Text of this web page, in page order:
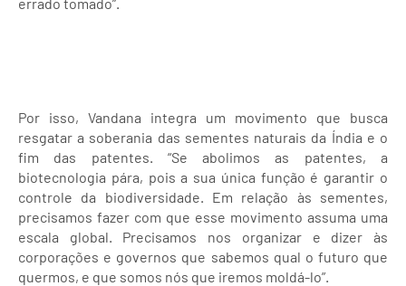
Por isso, Vandana integra um movimento que busca
resgatar a soberania das sementes naturais da Índia e o
fim das patentes. “Se abolimos as patentes, a
biotecnologia pára, pois a sua única função é garantir o
controle da biodiversidade. Em relação às sementes,
precisamos fazer com que esse movimento assuma uma
escala global. Precisamos nos organizar e dizer às
corporações e governos que sabemos qual o futuro que
quermos, e que somos nós que iremos moldá-lo”.